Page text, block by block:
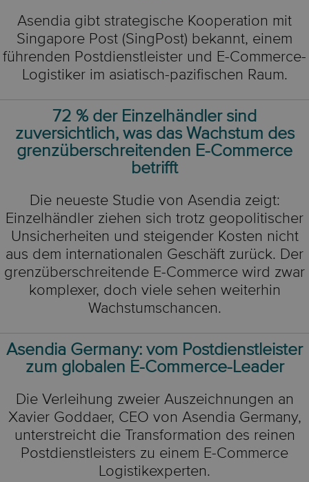
Asendia gibt strategische Kooperation mit
Singapore Post (SingPost) bekannt, einem
führenden Postdienstleister und E-Commerce-
Logistiker im asiatisch-pazifischen Raum.
72 % der Einzelhändler sind
zuversichtlich, was das Wachstum des
grenzüberschreitenden E-Commerce
betrifft
Die neueste Studie von Asendia zeigt:
Einzelhändler ziehen sich trotz geopolitischer
Unsicherheiten und steigender Kosten nicht
aus dem internationalen Geschäft zurück. Der
grenzüberschreitende E-Commerce wird zwar
komplexer, doch viele sehen weiterhin
Wachstumschancen.
Asendia Germany: vom Postdienstleister
zum globalen E-Commerce-Leader
Die Verleihung zweier Auszeichnungen an
Xavier Goddaer, CEO von Asendia Germany,
unterstreicht die Transformation des reinen
Postdienstleisters zu einem E-Commerce
Logistikexperten.